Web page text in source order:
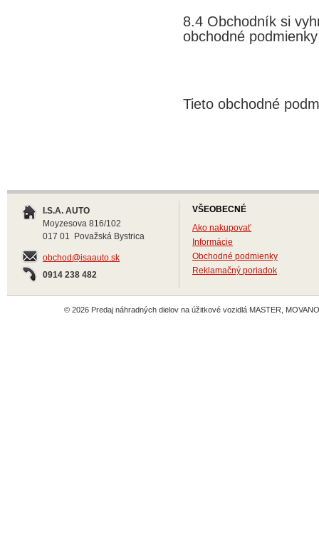
8.4 Obchodník si
obchodné podmienky
Tieto obchodné
I.S.A. AUTO
Moyzesova 816/102
017 01 Považská Bystrica
obchod@isaauto.sk
0914 238 482
VŠEOBECNÉ
Ako nakupovať
Informácie
Obchodné podmienky
Reklamačný poriadok
© 2026 Predaj náhradných dielov na úžitkové vozidlá MASTER,